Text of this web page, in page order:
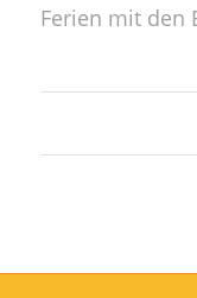
Ferien mit den